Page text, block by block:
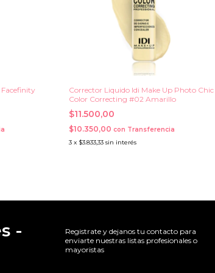
Corrector Liquido Idi Make Up Photo Chic
Color Correcting #02 Amarillo
$11.500,00
$10.350,00con Transferencia
3 x $3.833,33 sin interés
-
Registrate y dejanos tu contacto para
enviarte nuestras listas profesionales o
mayoristas